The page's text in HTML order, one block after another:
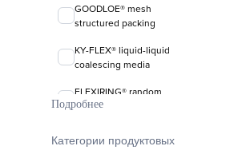
GOODLOE® mesh
structured packing
KY-FLEX® liquid-liquid
coalescing media
FLEXIRING® random
packing
Подробнее
Категории продуктовых